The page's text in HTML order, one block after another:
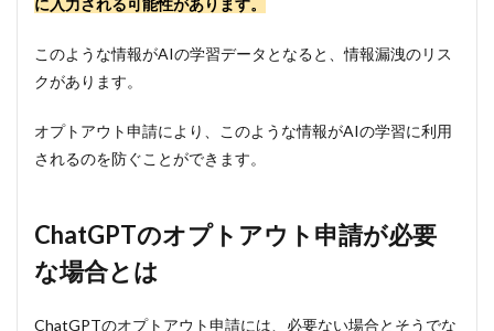
のオプトア
ウト申請を
専用フォー
4.2
②ChatGPT
設定画面か
ら行う
5
に入
に入力される可能性があります。
このような情報がAIの学習データとなると、情報漏洩のリス
クがあります。
オプトアウト申請により、このような情報がAIの学習に利用
されるのを防ぐことができます。
ChatGPTのオプトアウト申請が必要
な場合とは
ChatGPTのオプトアウト申請には、必要ない場合とそうでな